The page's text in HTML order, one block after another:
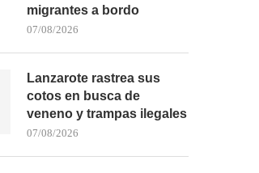
migrantes a bordo
07/08/2026
Lanzarote rastrea sus
cotos en busca de
veneno y trampas ilegales
07/08/2026